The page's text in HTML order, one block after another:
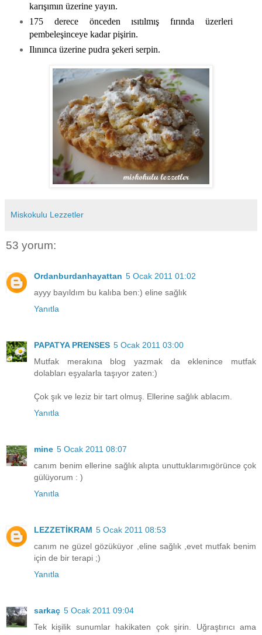
karışımın üzerine yayın.
175 derece önceden ısıtılmış fırında üzerleri
pembeleşinceye kadar pişirin.
Ilınınca üzerine pudra şekeri serpin.
Miskokulu Lezzetler
53 yorum:
Ordanburdanhayattan 5 Ocak 2011 01:02
ayyy bayıldım bu kalıba ben:) eline sağlık
Yanıtla
PAPATYA PRENSES 5 Ocak 2011 03:00
Mutfak merakına blog yazmak da eklenince mutfak
dolabları eşyalarla taşıyor zaten:)
Çok şık ve leziz bir tart olmuş. Ellerine sağlık ablacım.
Yanıtla
mine 5 Ocak 2011 08:07
canım benim ellerine sağlık alıpta unuttuklarımıgörünce çok
gülüyorum : )
Yanıtla
LEZZETİKRAM 5 Ocak 2011 08:53
canım ne güzel gözüküyor ,eline sağlık ,evet mutfak benim
için de bir terapi ;)
Yanıtla
sarkaç 5 Ocak 2011 09:04
Tek kişilik sunumlar hakikaten çok şirin. Uğraştırıcı ama